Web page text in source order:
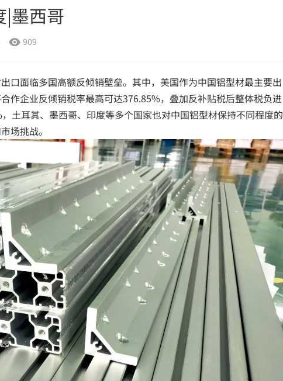
墨西哥
 909
口面临多国高额反倾销壁垒。其中，美国作为中国铝型材最主要出
作企业反倾销税率最高可达376.85%，叠加反补贴税后整体税负进
土耳其、墨西哥、印度等多个国家也对中国铝型材保持不同程度的
场挑战。